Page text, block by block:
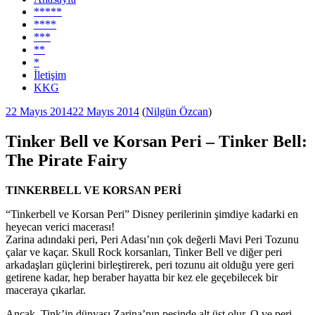
*****
****
***
**
*
İletişim
KKG
Yayım
22 Mayıs 201422 Mayıs 2014 (Nilgün Özcan)
Tinker Bell ve Korsan Peri – Tinker Bell:
The Pirate Fairy
TINKERBELL VE KORSAN PERİ
“Tinkerbell ve Korsan Peri” Disney perilerinin şimdiye kadarki en
heyecan verici macerası!
Zarina adındaki peri, Peri Adası’nın çok değerli Mavi Peri Tozunu
çalar ve kaçar. Skull Rock korsanları, Tinker Bell ve diğer peri
arkadaşları güçlerini birleştirerek, peri tozunu ait olduğu yere geri
getirene kadar, hep beraber hayatta bir kez ele geçebilecek bir
maceraya çıkarlar.